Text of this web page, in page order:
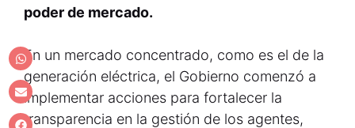
poder de mercado.
En un mercado concentrado, como es el de la
generación eléctrica, el Gobierno comenzó a
implementar acciones para fortalecer la
transparencia en la gestión de los agentes,